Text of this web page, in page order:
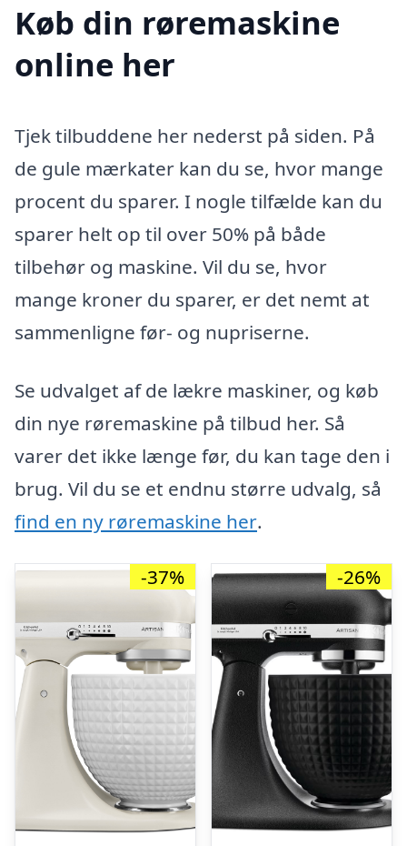
Køb din røremaskine
online her
Tjek tilbuddene her nederst på siden. På
de gule mærkater kan du se, hvor mange
procent du sparer. I nogle tilfælde kan du
sparer helt op til over 50% på både
tilbehør og maskine. Vil du se, hvor
mange kroner du sparer, er det nemt at
sammenligne før- og nupriserne.
Se udvalget af de lækre maskiner, og køb
din nye røremaskine på tilbud her. Så
varer det ikke længe før, du kan tage den i
brug. Vil du se et endnu større udvalg, så
find en ny røremaskine her.
-37% -26%